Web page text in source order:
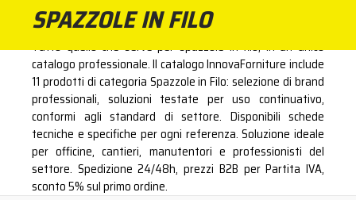
SPAZZOLE IN FILO
Tutto quello che serve per spazzole in filo, in un unico
catalogo professionale. Il catalogo InnovaForniture include
11 prodotti di categoria Spazzole in Filo: selezione di brand
professionali, soluzioni testate per uso continuativo,
conformi agli standard di settore. Disponibili schede
tecniche e specifiche per ogni referenza. Soluzione ideale
per officine, cantieri, manutentori e professionisti del
settore. Spedizione 24/48h, prezzi B2B per Partita IVA,
sconto 5% sul primo ordine.
ACCEDI
Hai dimenticato la password?
NESSUN ACCOUNT CREA UN NUOVO ACCOUNT
Contattaci